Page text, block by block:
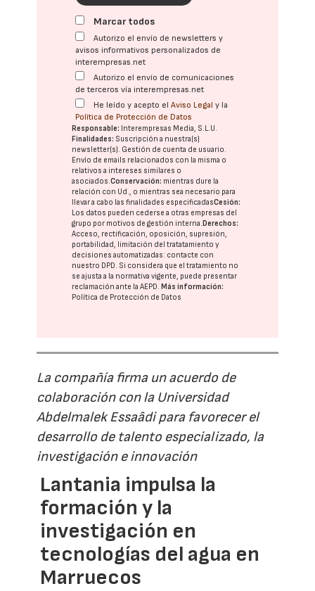
Marcar todos
Autorizo el envío de newsletters y
avisos informativos personalizados de
interempresas.net
Autorizo el envío de comunicaciones
de terceros vía interempresas.net
He leído y acepto elAviso Legal y la
Política de Protección de Datos
Responsable: Interempresas Media, S.L.U.
Finalidades: Suscripción a nuestra(s)
newsletter(s). Gestión de cuenta de usuario.
Envío de emails relacionados con la misma o
relativos a intereses similares o
asociados.Conservación: mientras dure la
relación con Ud., o mientras sea necesario para
llevar a cabo las finalidades especificadasCesión:
Los datos pueden cederse a otras empresas del
grupo por motivos de gestión interna.Derechos:
Acceso, rectificación, oposición, supresión,
portabilidad, limitación del tratatamiento y
decisiones automatizadas: contacte con
nuestro DPD. Si considera que el tratamiento no
se ajusta a la normativa vigente, puede presentar
reclamación ante laAEPD.Más información:
Política de Protección de Datos
La compañía firma un acuerdo de
colaboración con la Universidad
Abdelmalek Essaâdi para favorecer el
desarrollo de talento especializado, la
investigación e innovación
Lantania impulsa la
formación y la
investigación en
tecnologías del agua en
Marruecos